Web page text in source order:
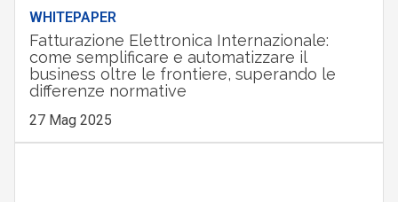
WHITEPAPER
Fatturazione Elettronica Internazionale:
come semplificare e automatizzare il
business oltre le frontiere, superando le
differenze normative
27 Mag 2025